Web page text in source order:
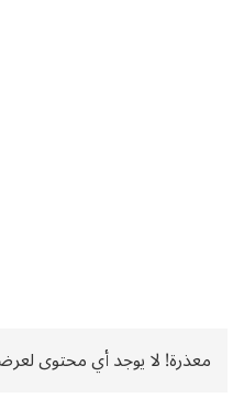
معذرة! لا يوجد أي محتوى